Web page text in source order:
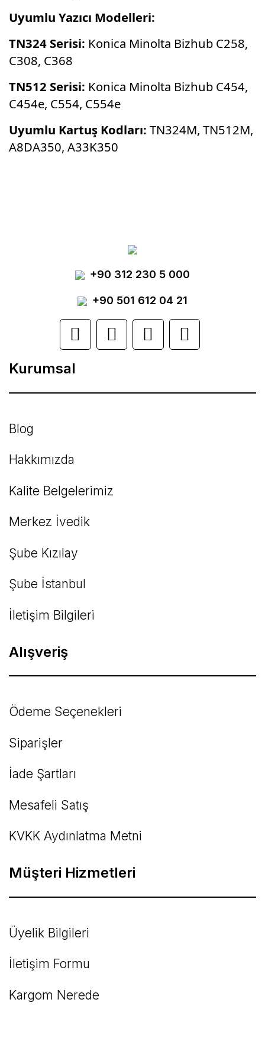
Uyumlu Yazıcı Modelleri:
TN324 Serisi: Konica Minolta Bizhub C258,
C308, C368
TN512 Serisi: Konica Minolta Bizhub C454,
C454e, C554, C554e
Uyumlu Kartuş Kodları: TN324M, TN512M,
A8DA350, A33K350
Yorum Yaz
Ürün resmi kalitesiz, bozuk veya
görüntülenemiyor.
Ürün açıklamasında eksik bilgiler bulunuyor.
Ürün bilgilerinde hatalar bulunuyor.
Ürün fiyatı diğer sitelerden daha pahalı.
Bu ürüne benzer farklı alternatifler olmalı.
+90 312 230 5 000
+90 501 612 04 21
Kurumsal
Blog
Hakkımızda
Kalite Belgelerimiz
Merkez İvedik
Şube Kızılay
Şube İstanbul
İletişim Bilgileri
Alışveriş
Ödeme Seçenekleri
Siparişler
İade Şartları
Mesafeli Satış
KVKK Aydınlatma Metni
Müşteri Hizmetleri
Üyelik Bilgileri
İletişim Formu
Kargom Nerede